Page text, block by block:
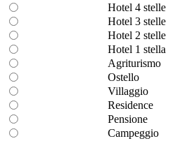
Hotel 4 stelle
Hotel 3 stelle
Hotel 2 stelle
Hotel 1 stella
Agriturismo
Ostello
Villaggio
Residence
Pensione
Campeggio